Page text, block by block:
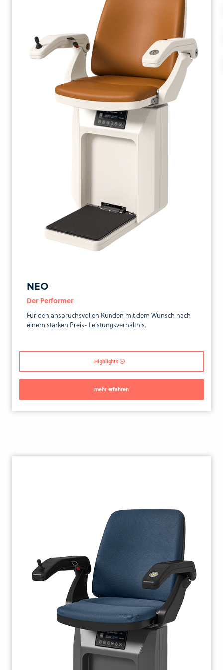
NEO
Der Performer
Für den anspruchsvollen Kunden mit dem Wunsch nach
einem starken Preis- Leistungsverhältnis.
Highlights
mehr erfahren